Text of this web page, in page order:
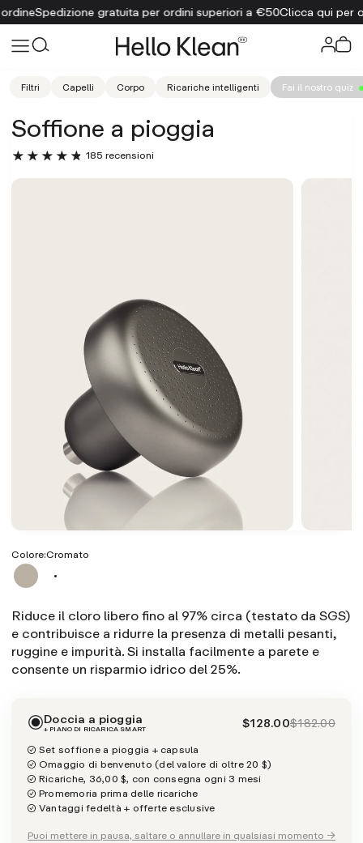
per ordini superiori a €50Clicca qui per ottenere uno sconto del
Filtri Capelli Corpo Ricariche intelligenti Fai il nostro quiz
Soffione a pioggia
185 recensioni
Colore:Cromato
Riduce il cloro libero fino al 97% circa (testato da SGS)
e contribuisce a ridurre la presenza di metalli pesanti,
ruggine e impurità. Si installa facilmente a parete e
consente un risparmio idrico del 25%.
Doccia a pioggia
+ PIANO DI RICARICA SMART $128.00$182.00
Set soffione a pioggia + capsula
Omaggio di benvenuto (del valore di oltre 20 $)
Ricariche, 36,00 $, con consegna ogni 3 mesi
Promemoria prima delle ricariche
Vantaggi fedeltà + offerte esclusive
Puoi mettere in pausa, saltare o annullare in qualsiasi momento →